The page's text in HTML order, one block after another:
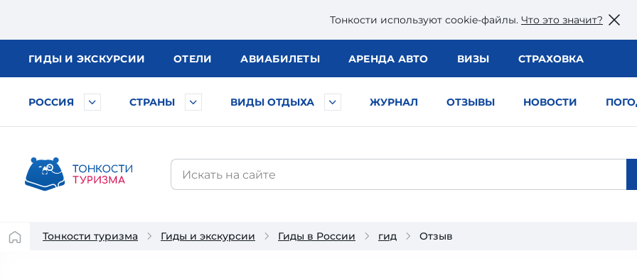
Тонкости используют сookie-файлы. Что это значит?
ГИДЫ И ЭКСКУРСИИ ОТЕЛИ АВИАБИЛЕТЫ АРЕНДА АВТО ВИЗЫ СТРАХОВКА
РОССИЯ СТРАНЫ ВИДЫ ОТДЫХА ЖУРНАЛ ОТЗЫВЫ НОВОСТИ
Тонкости туризма Гиды и экскурсии Гиды в России гид Отзыв